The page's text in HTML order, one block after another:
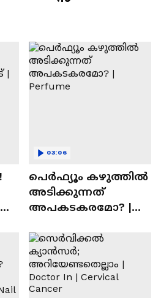
പെർഫ്യൂം കഴുത്തിൽ
അടിക്കുന്നത്
അപകടകരമോ? |
03:06